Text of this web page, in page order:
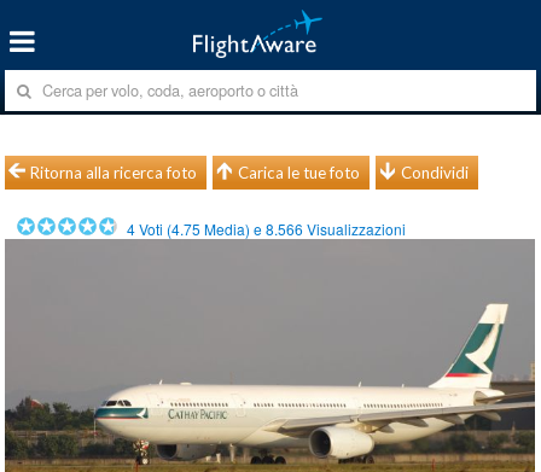
Ritorna alla ricerca foto Carica le tue foto Condividi
4Voti (4.75 Media) e8.566 Visualizzazioni